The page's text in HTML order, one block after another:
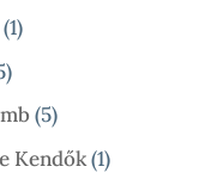
11
15
Termék
55
Termék
Kendők 11